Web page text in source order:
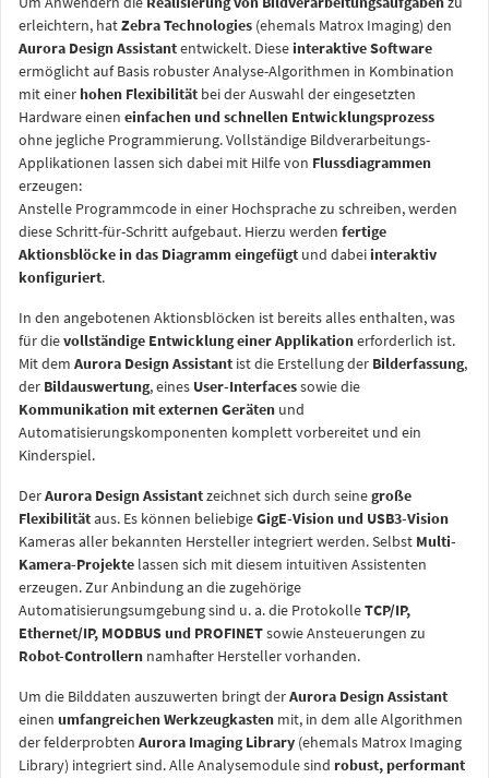
erleichtern, hatZebra Technologies (ehemals Matrox Imaging) den
Aurora Design Assistantentwickelt. Dieseinteraktive Software
ermöglicht auf Basis robuster Analyse-Algorithmen in Kombination
mit einer hohen Flexibilität bei der Auswahl der eingesetzten
Hardware einen einfachen und schnellen Entwicklungsprozess
ohne jegliche Programmierung. Vollständige Bildverarbeitungs-
Applikationen lassen sich dabei mit Hilfe von Flussdiagrammen
erzeugen:
Anstelle Programmcode in einer Hochsprache zu schreiben, werden
diese Schritt-für-Schritt aufgebaut. Hierzu werden fertige
Aktionsblöcke in das Diagramm eingefügt und dabeiinteraktiv
konfiguriert.
In den angebotenen Aktionsblöcken ist bereits alles enthalten, was
für dievollständige Entwicklung einer Applikationerforderlich ist.
Mit dem Aurora Design Assistant ist die Erstellung der Bilderfassung,
der Bildauswertung, eines User-Interfacessowie die
Kommunikation mit externen Geräten und
Automatisierungskomponenten komplett vorbereitet und ein
Kinderspiel.
DerAurora Design Assistantzeichnet sich durch seinegroße
Flexibilitätaus. Es können beliebigeGigE-Vision und USB3-Vision
Kameras aller bekannten Hersteller integriert werden. Selbst Multi-
Kamera-Projekte lassen sich mit diesem intuitiven Assistenten
erzeugen. Zur Anbindung an die zugehörige
Automatisierungsumgebung sind u. a. die ProtokolleTCP/IP,
Ethernet/IP, MODBUS und PROFINETsowie Ansteuerungen zu
Robot-Controllern namhafter Hersteller vorhanden.
Um die Bilddaten auszuwerten bringt derAurora Design Assistant
einen umfangreichen Werkzeugkasten mit, in dem alle Algorithmen
der felderprobten Aurora Imaging Library (ehemals Matrox Imaging
Library) integriert sind. Alle Analysemodule sind robust, performant